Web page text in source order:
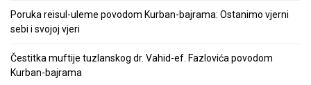
Poruka reisul-uleme povodom Kurban-bajrama: Ostanimo vjerni
sebi i svojoj vjeri
Čestitka muftije tuzlanskog dr. Vahid-ef. Fazlovića povodom
Kurban-bajrama